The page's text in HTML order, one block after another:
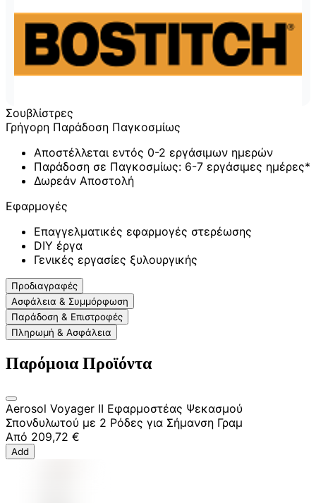
Σουβλίστρες
Γρήγορη Παράδοση Παγκοσμίως
Αποστέλλεται εντός 0-2 εργάσιμων ημερών
Παράδοση σε Παγκοσμίως: 6-7 εργάσιμες ημέρες*
Δωρεάν Αποστολή
Εφαρμογές
Επαγγελματικές εφαρμογές στερέωσης
DIY έργα
Γενικές εργασίες ξυλουργικής
Προδιαγραφές
Ασφάλεια & Συμμόρφωση
Παράδοση & Επιστροφές
Πληρωμή & Ασφάλεια
Παρόμοια Προϊόντα
Aerosol Voyager II Εφαρμοστέας Ψεκασμού
Σπονδυλωτού με 2 Ρόδες για Σήμανση Γραμ
Από 209,72 €
Add